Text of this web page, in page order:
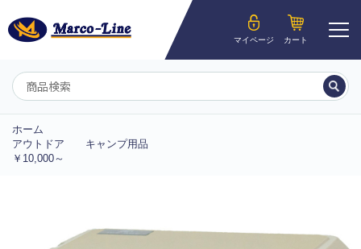
マイページ カート
ホーム
アウトドア
キャンプ用品
￥10,000～
ようこそ__MEMBER_LASTNAME__様
マイページ